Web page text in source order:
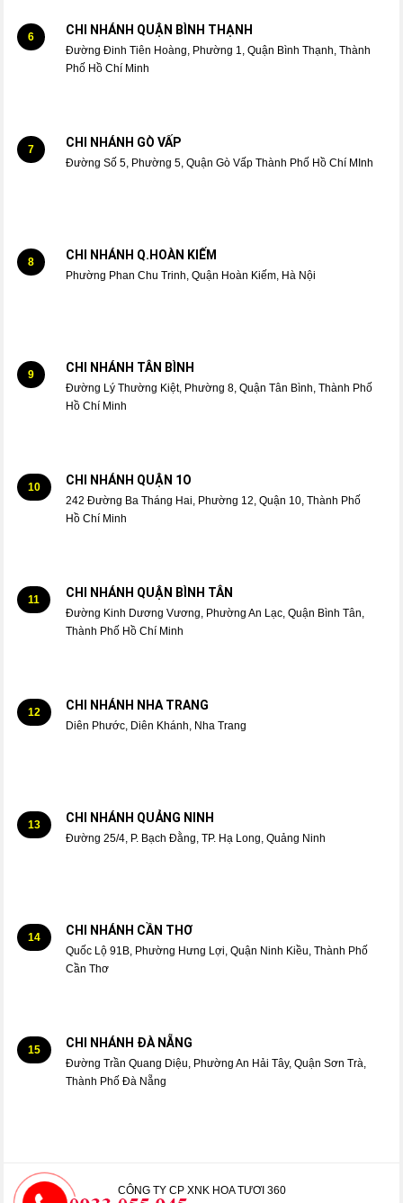
6 CHI NHÁNH QUẬN BÌNH THẠNH
Đường Đinh Tiên Hoàng, Phường 1, Quận Bình Thạnh, Thành
Phố Hồ Chí Minh
7 CHI NHÁNH GÒ VẤP
Đường Số 5, Phường 5, Quận Gò Vấp Thành Phố Hồ Chí MInh
8 CHI NHÁNH Q.HOÀN KIẾM
Phường Phan Chu Trinh, Quận Hoàn Kiếm, Hà Nội
9 CHI NHÁNH TÂN BÌNH
Đường Lý Thường Kiệt, Phường 8, Quận Tân Bình, Thành Phố
Hồ Chí Minh
10 CHI NHÁNH QUẬN 1O
242 Đường Ba Tháng Hai, Phường 12, Quận 10, Thành Phố
Hồ Chí Minh
11 CHI NHÁNH QUẬN BÌNH TÂN
Đường Kinh Dương Vương, Phường An Lạc, Quận Bình Tân,
Thành Phố Hồ Chí Minh
12 CHI NHÁNH NHA TRANG
Diên Phước, Diên Khánh, Nha Trang
13 CHI NHÁNH QUẢNG NINH
Đường 25/4, P. Bạch Đằng, TP. Hạ Long, Quảng Ninh
14 CHI NHÁNH CẦN THƠ
Quốc Lộ 91B, Phường Hưng Lợi, Quận Ninh Kiều, Thành Phố
Cần Thơ
15 CHI NHÁNH ĐÀ NẴNG
Đường Trần Quang Diệu, Phường An Hải Tây, Quận Sơn Trà,
Thành Phố Đà Nẵng
CÔNG TY CP XNK HOA TƯƠI 360